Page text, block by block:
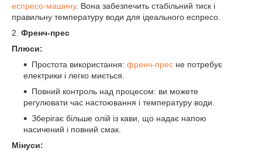
еспресо-машину. Вона забезпечить стабільний тиск і
правильну температуру води для ідеального еспресо.
2. Френч-прес
Плюси:
Простота використання: френч-прес не потребує
електрики і легко миється.
Повний контроль над процесом: ви можете
регулювати час настоювання і температуру води.
Зберігає більше олій із кави, що надає напою
насичений і повний смак.
Мінуси: